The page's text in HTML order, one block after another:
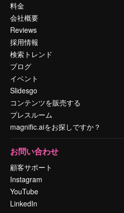
料金
会社概要
Reviews
採用情報
検索トレンド
ブログ
イベント
Slidesgo
コンテンツを販売する
プレスルーム
magnific.aiをお探しですか？
お問い合わせ
顧客サポート
Instagram
YouTube
LinkedIn